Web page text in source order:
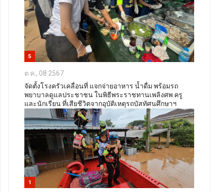
5
ต.ค., 08 2567
จัดตั้งโรงครัวเคลื่อนที่ แจกจ่ายอาหาร น้ำดื่ม พร้อมรถ
พยาบาลดูแลประชาชน ในพิธีพระราชทานเพลิงศพ ครู
และนักเรียน ที่เสียชีวิตจากอุบัติเหตุรถบัสทัศนศึกษาฯ
1